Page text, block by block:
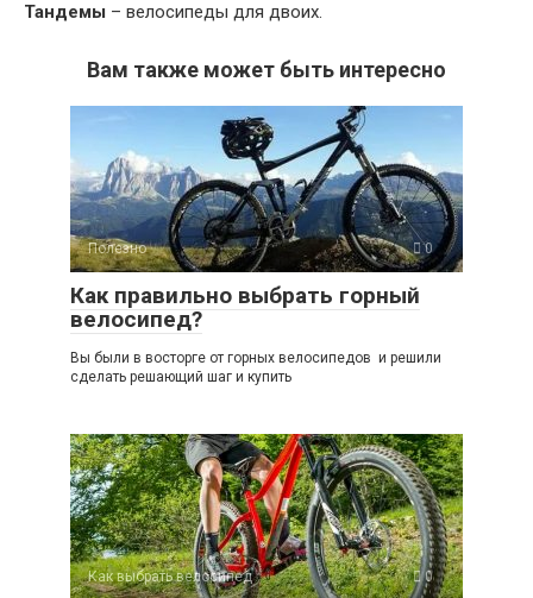
Тандемы – велосипеды для двоих.
Вам также может быть интересно
Полезно 0
Как правильно выбрать горный
велосипед?
Вы были в восторге от горных велосипедов и решили
сделать решающий шаг и купить
Как выбрать велосипед 0